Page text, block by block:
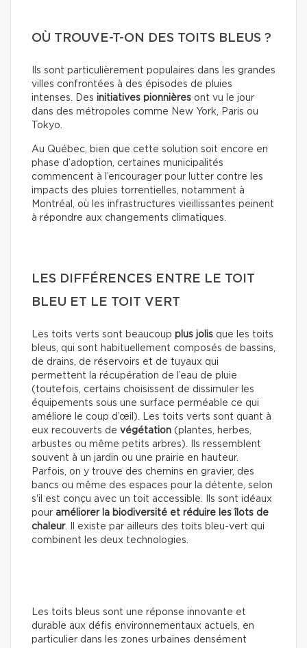
OÙ TROUVE-T-ON DES TOITS BLEUS ?
Ils sont particulièrement populaires dans les grandes
villes confrontées à des épisodes de pluies
intenses. Des initiatives pionnières ont vu le jour
dans des métropoles comme New York, Paris ou
Tokyo.
Au Québec, bien que cette solution soit encore en
phase d’adoption, certaines municipalités
commencent à l’encourager pour lutter contre les
impacts des pluies torrentielles, notamment à
Montréal, où les infrastructures vieillissantes peinent
à répondre aux changements climatiques.
LES DIFFÉRENCES ENTRE LE TOIT
BLEU ET LE TOIT VERT
Les toits verts sont beaucoup plus jolis que les toits
bleus, qui sont habituellement composés de bassins,
de drains, de réservoirs et de tuyaux qui
permettent la récupération de l’eau de pluie
(toutefois, certains choisissent de dissimuler les
équipements sous une surface perméable ce qui
améliore le coup d’œil). Les toits verts sont quant à
eux recouverts de végétation (plantes, herbes,
arbustes ou même petits arbres). Ils ressemblent
souvent à un jardin ou une prairie en hauteur.
Parfois, on y trouve des chemins en gravier, des
bancs ou même des espaces pour la détente, selon
s'il est conçu avec un toit accessible. Ils sont idéaux
pour améliorer la biodiversité et réduire les îlots de
chaleur. Il existe par ailleurs des toits bleu-vert qui
combinent les deux technologies.
Les toits bleus sont une réponse innovante et
durable aux défis environnementaux actuels, en
particulier dans les zones urbaines densément